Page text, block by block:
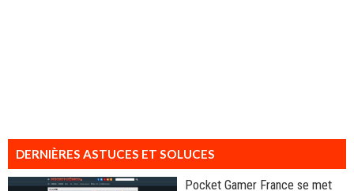
DERNIÈRES ASTUCES ET SOLUCES
Pocket Gamer France se met